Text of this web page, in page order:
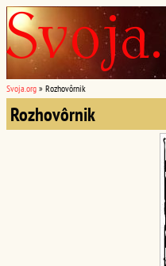
Svoja.org » Rozhovôrnik
Rozhovôrnik